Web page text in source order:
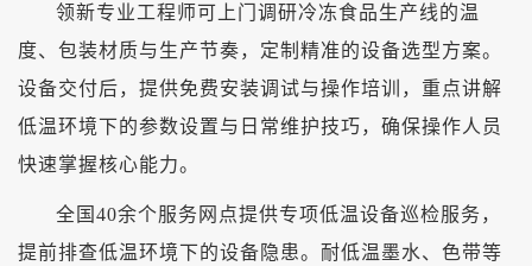
领新专业工程师可上门调研冷冻食品生产线的温
度、包装材质与生产节奏，定制精准的设备选型方案。
设备交付后，提供免费安装调试与操作培训，重点讲解
低温环境下的参数设置与日常维护技巧，确保操作人员
快速掌握核心能力。
全国 40余个服务网点提供专项低温设备巡检服务，
提前排查低温环境下的设备隐患。耐低温墨水、色带等